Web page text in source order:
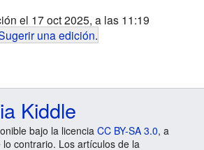
el 17 oct 2025, a las 11:19
una edición.
Kiddle
bajo la licencia CC BY-SA 3.0, a
contrario. Los artículos de la